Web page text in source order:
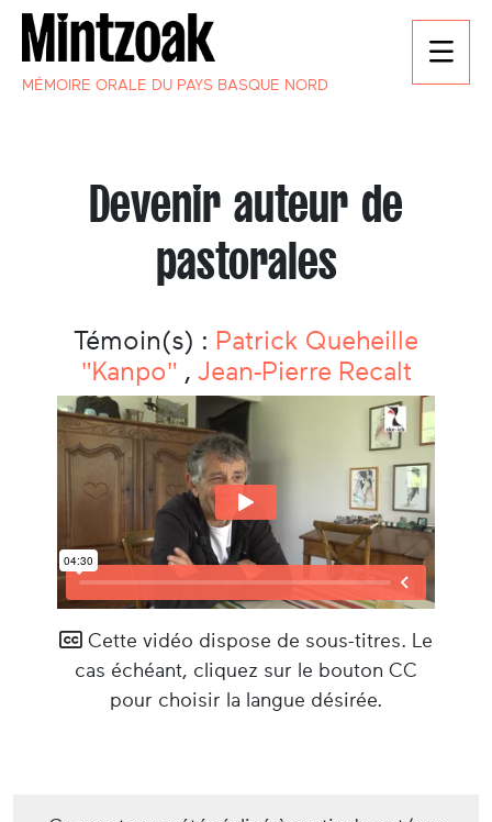
MÉMOIRE ORALE DU PAYS BASQUE NORD
Devenir auteur de
pastorales
Témoin(s) : Patrick Queheille
"Kanpo" , Jean-Pierre Recalt
Cette vidéo dispose de sous-titres. Le
cas échéant, cliquez sur le bouton CC
pour choisir la langue désirée.